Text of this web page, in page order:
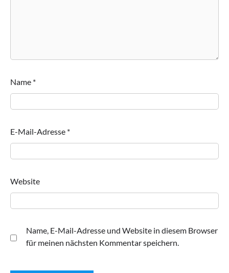
Name *
E-Mail-Adresse *
Website
Name, E-Mail-Adresse und Website in diesem Browser
für meinen nächsten Kommentar speichern.